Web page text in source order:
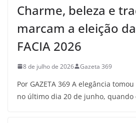
Charme, beleza e
marcam a eleição
FACIA 2026
8 de julho de 2026 Gazeta 369
Por GAZETA 369 A elegância
no último dia 20 de junho, quando